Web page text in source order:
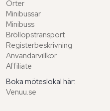
Orter
Minibussar
Minibuss
Bröllopstransport
Registerbeskrivning
Användarvillkor
Affiliate
Boka möteslokal här:
Venuu.se